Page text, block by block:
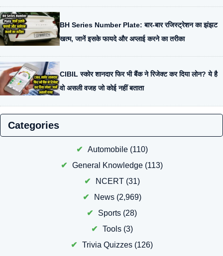
BH Series Number Plate: बार-बार रजिस्ट्रेशन का झंझट
खत्म, जानें इसके फायदे और अप्लाई करने का तरीका
CIBIL स्कोर शानदार फिर भी बैंक ने रिजेक्ट कर दिया लोन? ये है
वो असली वजह जो कोई नहीं बताता
Categories
Automobile(110)
General Knowledge (113)
NCERT(31)
News(2,969)
Sports (28)
Tools(3)
Trivia Quizzes (126)